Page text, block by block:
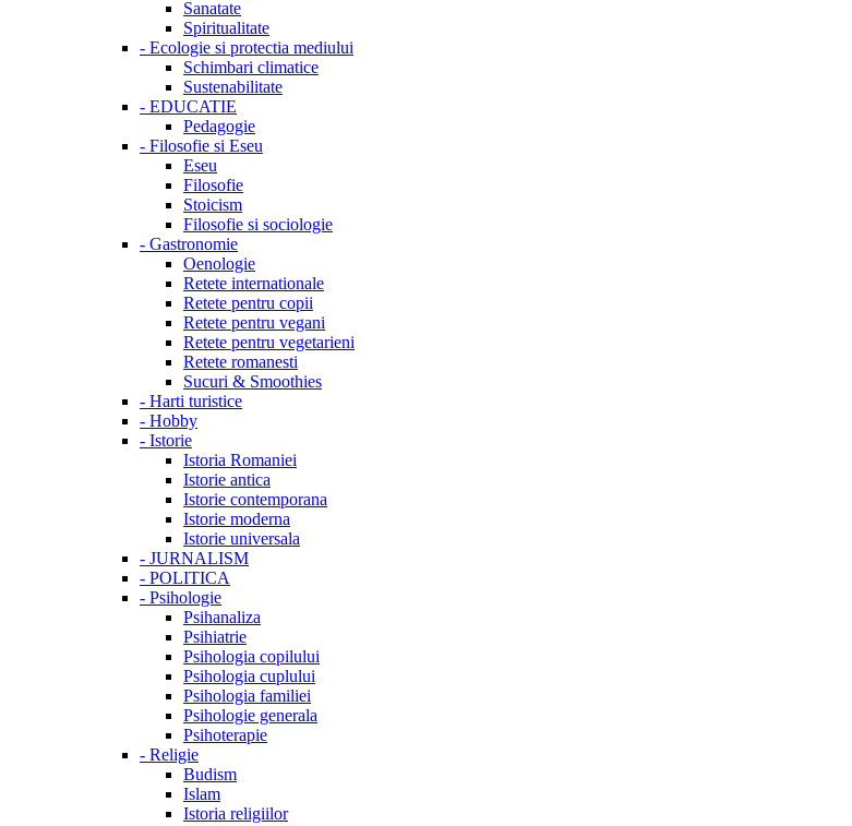
Sanatate
Spiritualitate
- Ecologie si protectia mediului
Schimbari climatice
Sustenabilitate
- EDUCATIE
Pedagogie
- Filosofie si Eseu
Eseu
Filosofie
Stoicism
Filosofie si sociologie
- Gastronomie
Oenologie
Retete internationale
Retete pentru copii
Retete pentru vegani
Retete pentru vegetarieni
Retete romanesti
Sucuri & Smoothies
- Harti turistice
- Hobby
- Istorie
Istoria Romaniei
Istorie antica
Istorie contemporana
Istorie moderna
Istorie universala
- JURNALISM
- POLITICA
- Psihologie
Psihanaliza
Psihiatrie
Psihologia copilului
Psihologia cuplului
Psihologia familiei
Psihologie generala
Psihoterapie
- Religie
Budism
Islam
Istoria religiilor